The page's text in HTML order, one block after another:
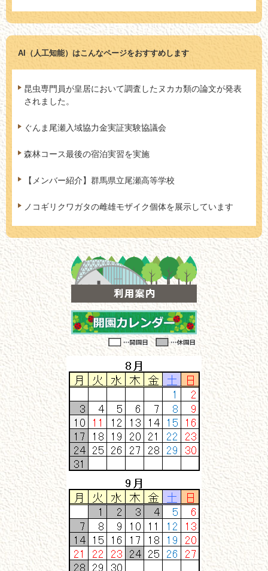
AI（人工知能）はこんなページをおすすめします
昆虫専門員が皇居において調査したヌカカ類の論文が発表
されました。
ぐんま尾瀬入域協力金実証実験協議会
森林コース最後の宿泊実習を実施
【メンバー紹介】群馬県立尾瀬高等学校
ノコギリクワガタの雌雄モザイク個体を展示しています